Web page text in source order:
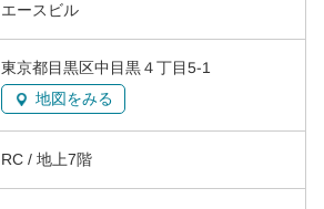
エースビル
東京都目黒区中目黒４丁目5-1
地図をみる
RC / 地上7階